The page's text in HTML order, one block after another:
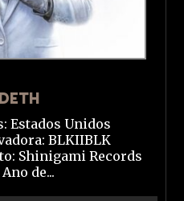
Estados Unidos
BLKIIBLK
Shinigami Records
de...